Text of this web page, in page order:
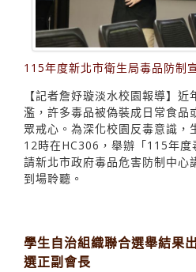
115年度新北市衛生局毒品防制
【記者詹妤璇淡水校園報導】
濫，許多毒品被偽裝成日常食品
眾戒心。為深化校園反毒意識，
12時在HC306，舉辦「115年度
請新北市政府毒品危害防制中心
到場聆聽。
學生自治組織聯合選舉結果
選正副會長